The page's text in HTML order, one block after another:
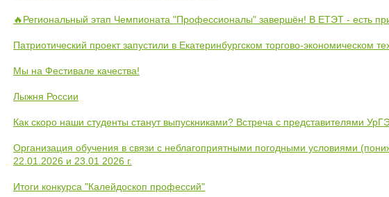
🔥Региональный этап Чемпионата "Профессионалы" завершён! В ЕТЭТ - есть
Патриотический проект запустили в Екатеринбургском торгово-экономическом
Мы на Фестивале качества!
Лыжня России
Как скоро наши студенты станут выпускниками? Встреча с представителями
Организация обучения в связи с неблагоприятными погодными условиями
22.01.2026 и 23.01 2026 г.
Итоги конкурса "Калейдоскоп профессий"